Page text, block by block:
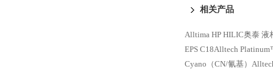
相关产品
Alltima HP HILIC奥泰 液
EPS C18Alltech
Cyano（CN/氰基）